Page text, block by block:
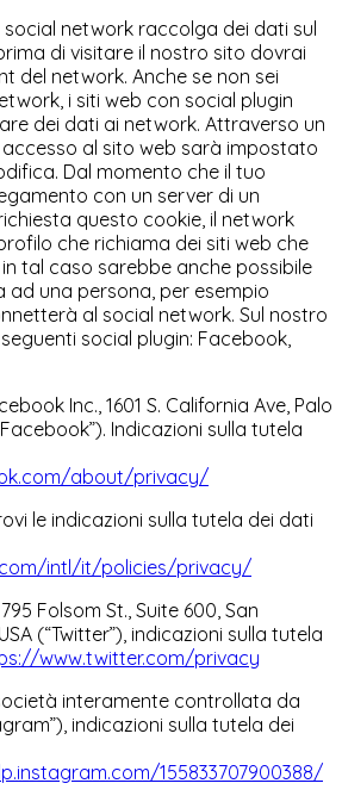
social network raccolga dei dati sul
di visitare il nostro sito dovrai
del network. Anche se non sei
i siti web con social plugin
dei dati ai network. Attraverso un
al sito web sarà impostato
Dal momento che il tuo
con un server di un
questo cookie, il network
che richiama dei siti web che
in tal caso sarebbe anche possibile
ad una persona, per esempio
al social network. Sul nostro
social plugin: Facebook,
Inc., 1601 S. California Ave, Palo
Indicazioni sulla tutela
about/privacy/
le indicazioni sulla tutela dei dati
intl/it/policies/privacy/
Folsom St., Suite 600, San
(“Twitter”), indicazioni sulla tutela
www.twitter.com/privacy
interamente controllata da
indicazioni sulla tutela dei
155833707900388/